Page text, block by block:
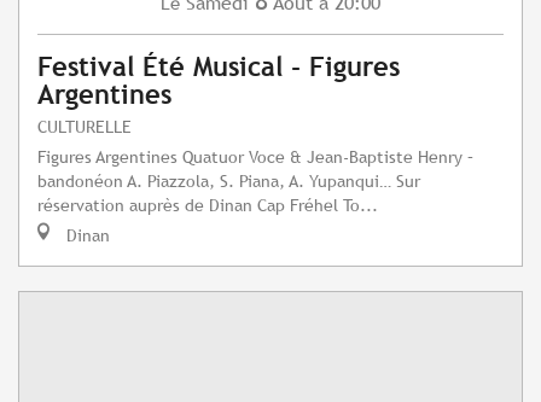
Festival Été Musical - Figures
Argentines
CULTURELLE
Figures Argentines Quatuor Voce & Jean-Baptiste Henry –
bandonéon A. Piazzola, S. Piana, A. Yupanqui… Sur
réservation auprès de Dinan Cap Fréhel To...
Dinan